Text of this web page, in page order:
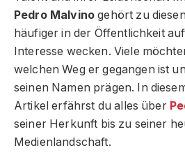
Pedro Malvino gehört zu
häufiger in der Öffentlichkeit
Interesse wecken. Viele
welchen Weg er gegangen ist
seinen Namen prägen. In
Artikel erfährst du alles über
seiner Herkunft bis zu seiner
Medienlandschaft.